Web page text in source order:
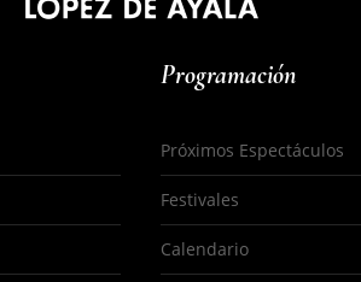
Programación
Próximos Espectáculos
Festivales
Calendario